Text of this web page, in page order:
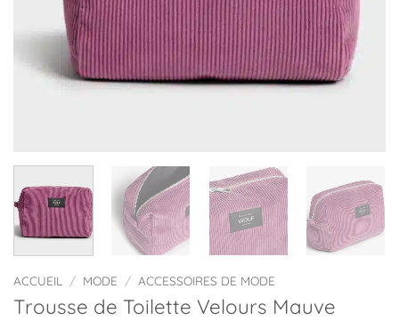
ACCUEIL / MODE / ACCESSOIRES DE MODE
Trousse de Toilette Velours Mauve